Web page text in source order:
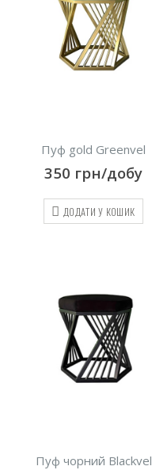
Пуф gold Greenvel
350 грн/добу
ДОДАТИ У КОШИК
Пуф чорний Blackvel